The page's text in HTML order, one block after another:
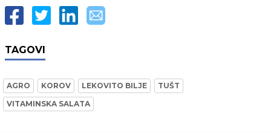
TAGOVI
AGRO KOROV LEKOVITO BILJE
TUŠT
VITAMINSKA SALATA